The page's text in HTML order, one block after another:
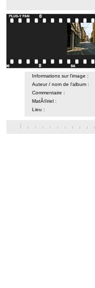
Informations sur l’image :
Auteur / nom de l’album :
Commentaire :
MatÃ©riel :
Lieu :